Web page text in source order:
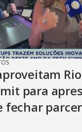
para
fechar